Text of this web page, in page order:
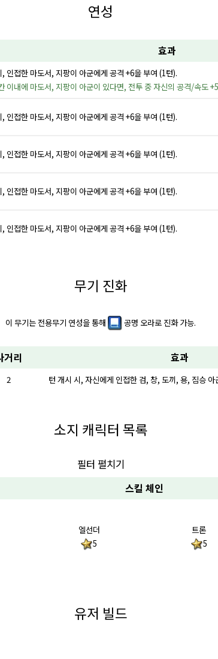
연성
효과
, 인접한 마도서, 지팡이 아군에게 공격 +6을 부여 (1턴).
이내에 마도서, 지팡이 아군이 있다면, 전투 중 자신의 공격/속도
, 인접한 마도서, 지팡이 아군에게 공격 +6을 부여 (1턴).
, 인접한 마도서, 지팡이 아군에게 공격 +6을 부여 (1턴).
, 인접한 마도서, 지팡이 아군에게 공격 +6을 부여 (1턴).
, 인접한 마도서, 지팡이 아군에게 공격 +6을 부여 (1턴).
무기 진화
이 무기는 전용무기 연성을 통해 공명 오라로 진화 가능.
거리 효과
2 턴 개시 시, 자신에게 인접한 검, 창, 도끼, 용, 짐승
소지 캐릭터 목록
필터 펼치기
스킬 체인
엘선더
5
트론
5
유저 빌드